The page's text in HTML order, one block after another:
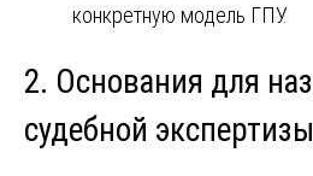
конкретную модель ГПУ.
2. Основания для
судебной